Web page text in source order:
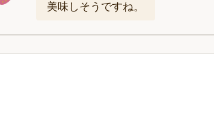
美味しそうですね。